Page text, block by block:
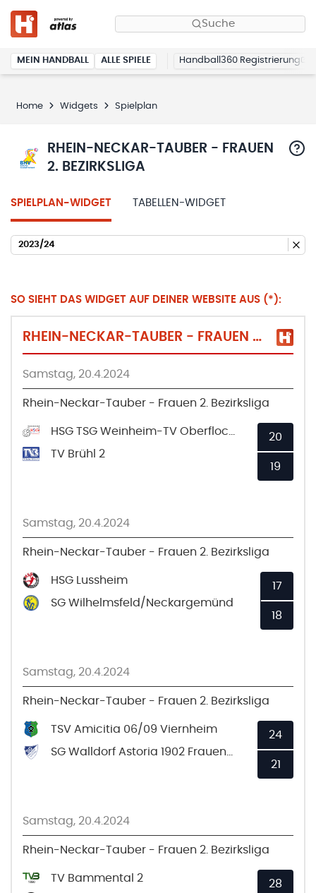
Suche
MEIN HANDBALL ALLE SPIELE Handball360 Registrierung
Home Widgets Spielplan
RHEIN-NECKAR-TAUBER - FRAUEN
2. BEZIRKSLIGA
SPIELPLAN-WIDGET TABELLEN-WIDGET
2023/24
SO SIEHT DAS WIDGET AUF DEINER WEBSITE AUS (*):
RHEIN-NECKAR-TAUBER - FRAUEN 2. BEZIRKSLIGA
Samstag, 20.4.2024
Rhein-Neckar-Tauber - Frauen 2. Bezirksliga
TV Brühl 2
20
19
Samstag, 20.4.2024
Rhein-Neckar-Tauber - Frauen 2. Bezirksliga
HSG Lussheim
SG Wilhelmsfeld/Neckargemünd
17
18
Samstag, 20.4.2024
Rhein-Neckar-Tauber - Frauen 2. Bezirksliga
TSV Amicitia 06/09 Viernheim
24
21
Samstag, 20.4.2024
Rhein-Neckar-Tauber - Frauen 2. Bezirksliga
TV Bammental 2
28